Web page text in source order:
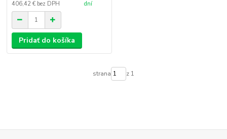
406,42 € bez DPH
dní
Pridať do košíka
strana z 1